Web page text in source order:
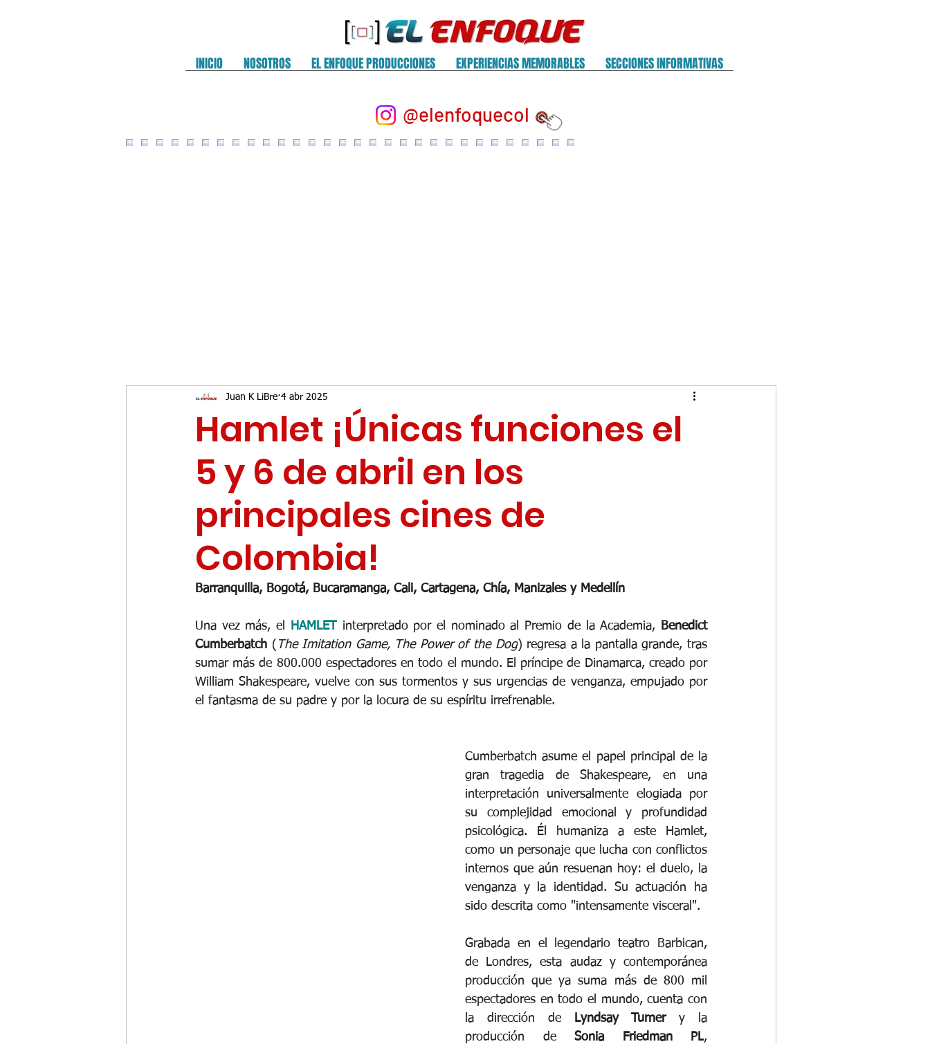
INICIO NOSOTROS EL ENFOQUE PRODUCCIONES EXPERIENCIAS MEMORABLES SECCIONES INFORMATIVAS
@elenfoquecol
Hamlet ¡Únicas funciones el
5 y 6 de abril en los
principales cines de
Colombia!
Juan K LiBre 4 abr 2025
Barranquilla, Bogotá, Bucaramanga, Cali, Cartagena, Chía, Manizales y Medellín
Una vez más, el HAMLET interpretado por el nominado al Premio de la Academia,
Benedict
Cumberbatch ( The Imitation Game, The Power of the Dog) regresa a la pantalla grande, tras
sumar más de 800.000 espectadores en todo el mundo. El príncipe de Dinamarca, creado por
William Shakespeare, vuelve con sus tormentos y sus urgencias de venganza, empujado por
el fantasma de su padre y por la locura de su espíritu irrefrenable.
Cumberbatch asume el papel principal de la
gran tragedia de Shakespeare, en una
interpretación universalmente elogiada por
su complejidad emocional y profundidad
psicológica. Él humaniza a este Hamlet,
como un personaje que lucha con conflictos
internos que aún resuenan hoy: el duelo, la
venganza y la identidad. Su actuación ha
sido descrita como "intensamente visceral".
Grabada en el legendario teatro Barbican,
de Londres, esta audaz y contemporánea
producción que ya suma más de 800 mil
espectadores en todo el mundo, cuenta con
la dirección de
Lyndsay Turner y la
producción de Sonia Friedman PL,